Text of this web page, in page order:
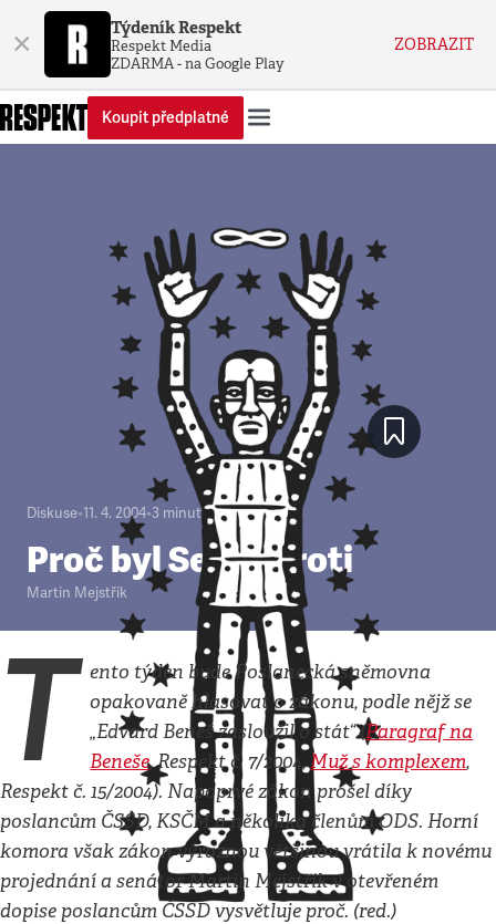
× Týdeník Respekt
Respekt Media
ZDARMA - na Google Play
ZOBRAZIT
Koupit předplatné
Diskuse•11. 4. 2004•3 minuty
Proč byl Senát proti
Martin Mejstřík
T
ento týden bude Poslanecká sněmovna
opakovaně hlasovat o zákonu, podle nějž se
„Edvard Beneš zasloužil o stát“ (Paragraf na
Beneše, Respekt č. 7/2004,Muž s komplexem,
Respekt č. 15/2004). Napoprvé zákon prošel díky
poslancům ČSSD, KSČM a několika členům ODS. Horní
komora však zákon výraznou většinou vrátila k novému
projednání a senátor Martin Mejstřík v otevřeném
dopise poslancům ČSSD vysvětluje proč. (red.)